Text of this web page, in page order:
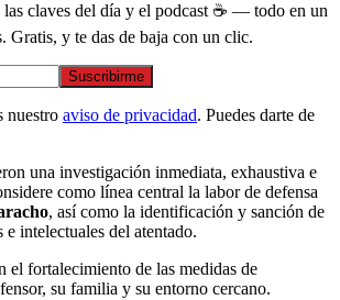
claves del día y el podcast ☕ — todo en un
Gratis, y te das de baja con un clic.
Suscribirme
nuestro aviso de privacidad. Puedes darte de
una investigación inmediata, exhaustiva e
como línea central la labor de defensa
, así como la identificación y sanción de
e intelectuales del atentado.
el fortalecimiento de las medidas de
su familia y su entorno cercano.